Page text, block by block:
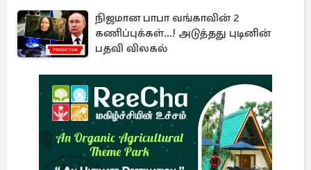
நிஜமான பாபா வங்காவின் 2
கணிப்புக்கள்...! அடுத்தது புடினின்
பதவி விலகல்